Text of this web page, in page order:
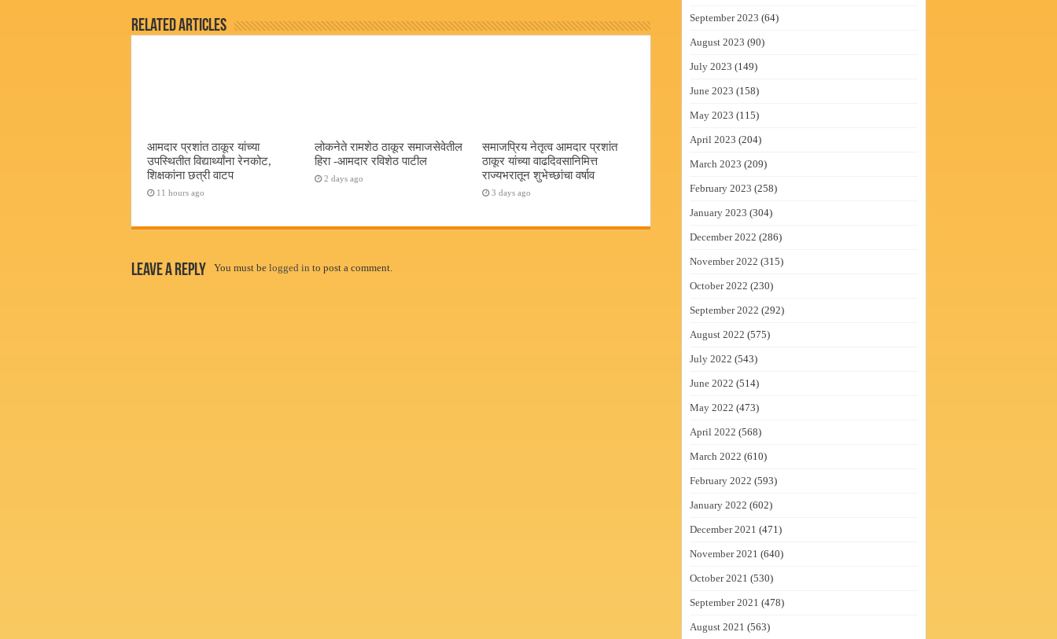
Related Articles
आमदार प्रशांत ठाकूर यांच्या
उपस्थितीत विद्यार्थ्यांना रेनकोट,
शिक्षकांना छत्री वाटप
11 hours ago
लोकनेते रामशेठ ठाकूर समाजसेवेतील
हिरा -आमदार रविशेठ पाटील
2 days ago
समाजप्रिय नेतृत्व आमदार प्रशांत
ठाकूर यांच्या वाढदिवसानिमित्त
राज्यभरातून शुभेच्छांचा वर्षाव
3 days ago
Leave a Reply You must be logged in to post a comment.
September 2023 (64)
August 2023 (90)
July 2023 (149)
June 2023 (158)
May 2023 (115)
April 2023 (204)
March 2023 (209)
February 2023 (258)
January 2023 (304)
December 2022 (286)
November 2022 (315)
October 2022 (230)
September 2022 (292)
August 2022 (575)
July 2022 (543)
June 2022 (514)
May 2022 (473)
April 2022 (568)
March 2022 (610)
February 2022 (593)
January 2022 (602)
December 2021 (471)
November 2021 (640)
October 2021 (530)
September 2021 (478)
August 2021 (563)